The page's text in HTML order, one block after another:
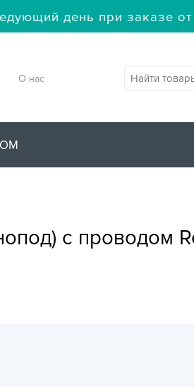
день при заказе
О нас
с проводом